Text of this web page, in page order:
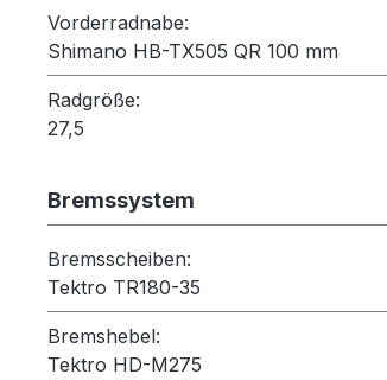
Vorderradnabe:
Shimano HB-TX505 QR 100 mm
Radgröße:
27,5
Bremssystem
Bremsscheiben:
Tektro TR180-35
Bremshebel:
Tektro HD-M275